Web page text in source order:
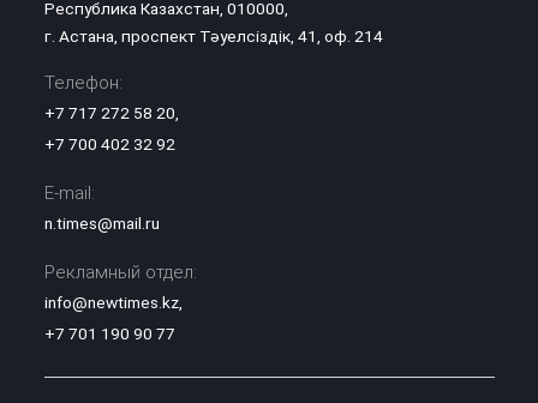
Республика Казахстан, 010000,
г. Астана, проспект Тәуелсіздік, 41, оф. 214
Телефон:
+7 717 272 58 20
+7 700 402 32 92
E-mail:
n.times@mail.ru
Рекламный отдел:
info@newtimes.kz,
+7 701 190 90 77